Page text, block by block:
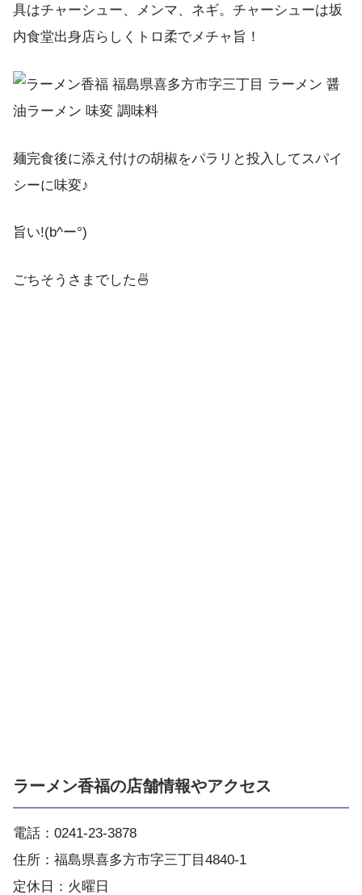
具はチャーシュー、メンマ、ネギ。チャーシューは坂
内食堂出身店らしくトロ柔でメチャ旨！
麺完食後に添え付けの胡椒をパラリと投入してスパイ
シーに味変♪
旨い!(b^ー°)
ごちそうさまでした🍜
ラーメン香福の店舗情報やアクセス
電話：0241-23-3878
住所：福島県喜多方市字三丁目4840-1
定休日：火曜日